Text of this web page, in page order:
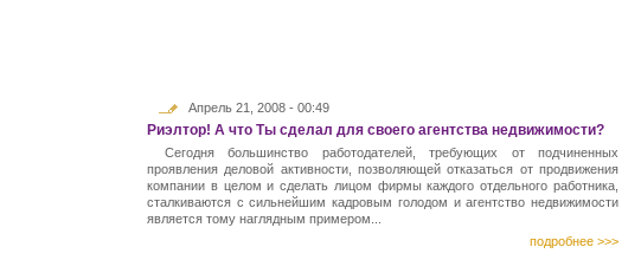
Апрель 21, 2008 - 00:49
Риэлтор! А что Ты сделал для своего агентства недвижимости?
Сегодня большинство работодателей, требующих от подчиненных
проявления деловой активности, позволяющей отказаться от продвижения
компании в целом и сделать лицом фирмы каждого отдельного работника,
сталкиваются с сильнейшим кадровым голодом и агентство недвижимости
является тому наглядным примером...
подробнее >>>